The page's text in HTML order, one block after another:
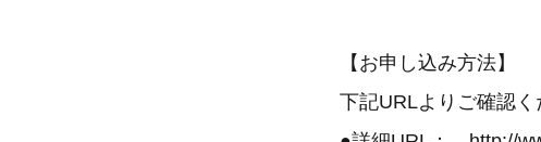
【お申し込み方法】
下記URLよりご確認く